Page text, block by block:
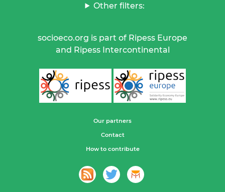
Other filters:
socioeco.org is part of Ripess Europe
and Ripess Intercontinental
Our partners
Contact
How to contribute